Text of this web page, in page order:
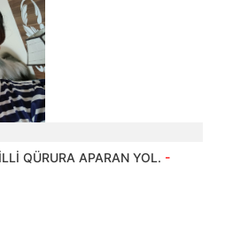
QÜRURA APARAN YOL. -